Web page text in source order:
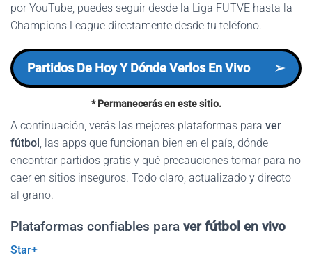
por YouTube, puedes seguir desde la Liga FUTVE hasta la
Champions League directamente desde tu teléfono.
Partidos De Hoy Y Dónde Verlos En Vivo ➢
* Permanecerás en este sitio.
A continuación, verás las mejores plataformas para ver
fútbol , las apps que funcionan bien en el país, dónde
encontrar partidos gratis y qué precauciones tomar para no
caer en sitios inseguros. Todo claro, actualizado y directo
al grano.
Plataformas confiables para ver fútbol en vivo
Star+